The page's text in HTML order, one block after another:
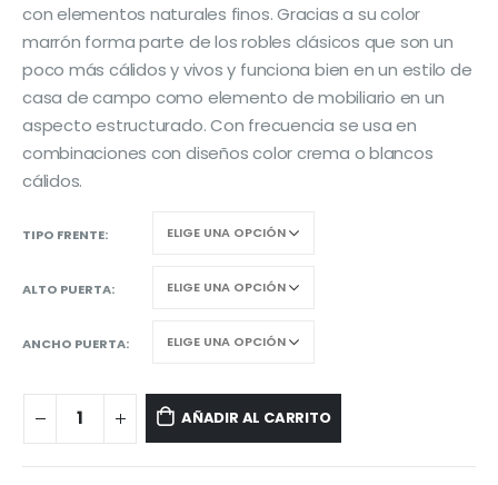
con elementos naturales finos. Gracias a su color
marrón forma parte de los robles clásicos que son un
poco más cálidos y vivos y funciona bien en un estilo de
casa de campo como elemento de mobiliario en un
aspecto estructurado. Con frecuencia se usa en
combinaciones con diseños color crema o blancos
cálidos.
TIPO FRENTE
ALTO PUERTA
ANCHO PUERTA
AÑADIR AL CARRITO